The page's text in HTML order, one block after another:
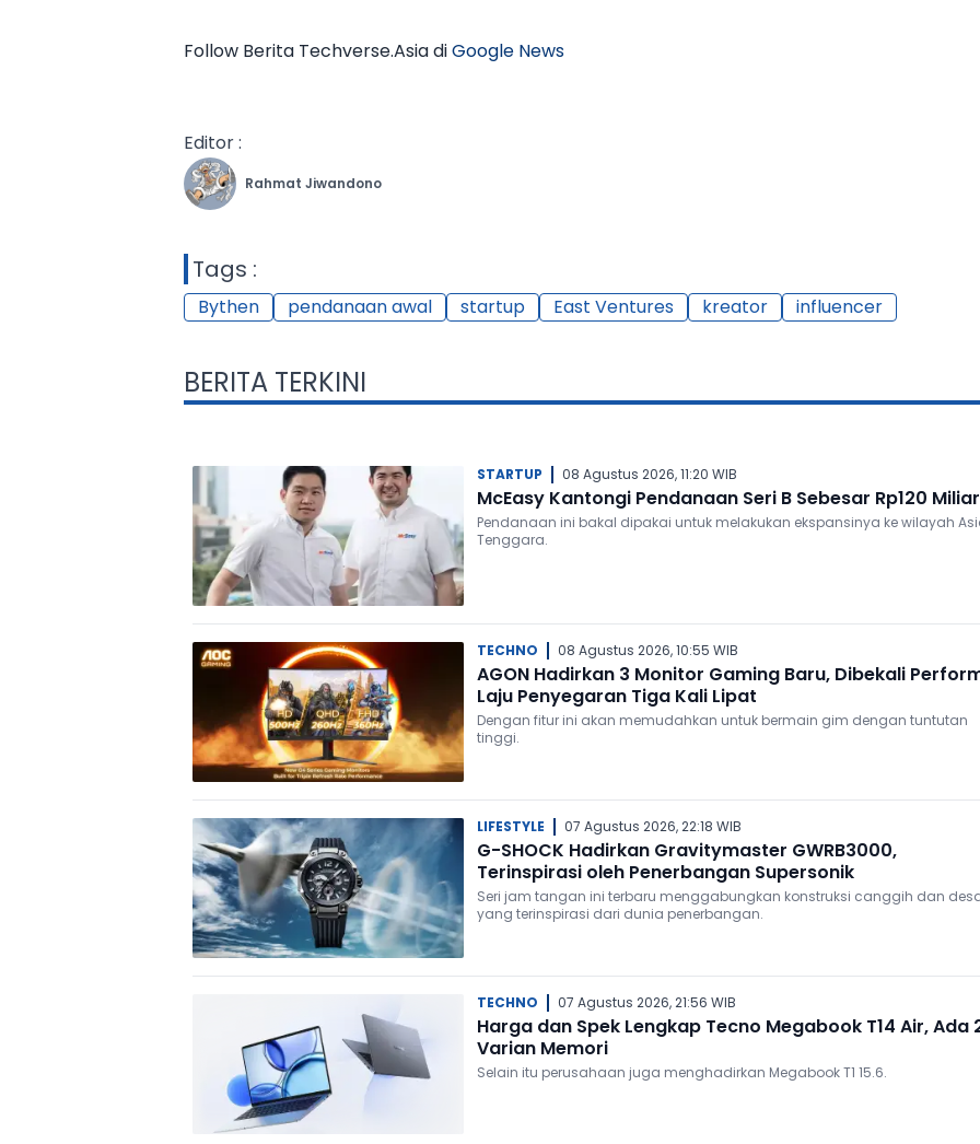
Follow Berita Techverse.Asia diGoogle News
Editor :
Rahmat Jiwandono
Tags :
Bythen pendanaan awal startup East Ventures kreator influencer
BERITA TERKINI
STARTUP 08 Agustus 2026, 11:20 WIB
McEasy Kantongi Pendanaan Seri B Sebesar Rp120 Miliar
Pendanaan ini bakal dipakai untuk melakukan ekspansinya ke wilayah
Tenggara.
TECHNO 08 Agustus 2026, 10:55 WIB
AGON Hadirkan 3 Monitor Gaming Baru, Dibekali
Laju Penyegaran Tiga Kali Lipat
Dengan fitur ini akan memudahkan untuk bermain gim dengan tuntutan
tinggi.
LIFESTYLE 07 Agustus 2026, 22:18 WIB
G-SHOCK Hadirkan Gravitymaster GWRB3000,
Terinspirasi oleh Penerbangan Supersonik
Seri jam tangan ini terbaru menggabungkan konstruksi canggih dan
yang terinspirasi dari dunia penerbangan.
TECHNO 07 Agustus 2026, 21:56 WIB
Harga dan Spek Lengkap Tecno Megabook T14 Air, Ada
Varian Memori
Selain itu perusahaan juga menghadirkan Megabook T1 15.6.